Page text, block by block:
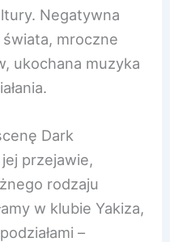
Negatywna
mroczne
ukochana muzyka
Dark
przejawie,
rodzaju
w klubie Yakiza,
–